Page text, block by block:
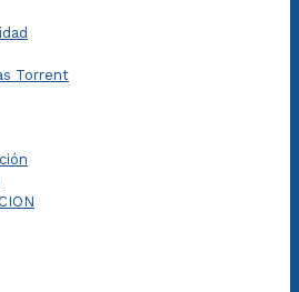
Torrent